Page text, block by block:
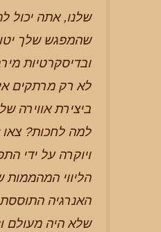
שלנו, אתה יכול
שהמפגש שלך
ובדיסקרטיות
לא רק מרתקים
ביצירת אווירה
למה לחכות? צאו
ויוקרה על ידי
הליווי המהממות
האנרגיה
שלא היה מעולם